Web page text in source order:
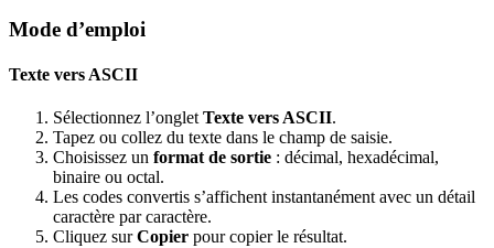
Mode d’emploi
Texte vers ASCII
Sélectionnez l’onglet Texte vers ASCII.
Tapez ou collez du texte dans le champ de saisie.
Choisissez un format de sortie : décimal, hexadécimal,
binaire ou octal.
Les codes convertis s’affichent instantanément avec un détail
caractère par caractère.
Cliquez surCopier pour copier le résultat.